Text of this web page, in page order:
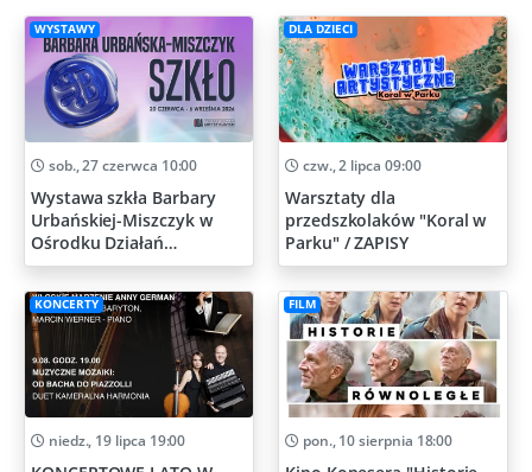
WYSTAWY
sob., 27 czerwca 10:00
Wystawa szkła Barbary
Urbańskiej-Miszczyk w
Ośrodku Działań
Artystycznych
DLA DZIECI
czw., 2 lipca 09:00
Warsztaty dla
przedszkolaków "Koral w
Parku" / ZAPISY
KONCERTY
niedz., 19 lipca 19:00
FILM
pon., 10 sierpnia 18:00